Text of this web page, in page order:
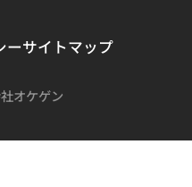
ーサイトマップ
オケゲン